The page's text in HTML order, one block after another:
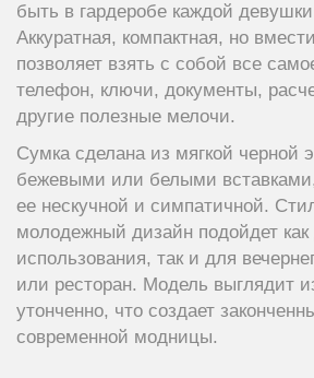
быть в гардеробе каждой
Аккуратная, компактная, но
позволяет взять с собой все
телефон, ключи, документы,
другие полезные мелочи.
Сумка сделана из мягкой черной
бежевыми или белыми
ее нескучной и симпатичной.
молодежный дизайн подойдет как
использования, так и для
или ресторан. Модель выглядит
утонченно, что создает
современной модницы.